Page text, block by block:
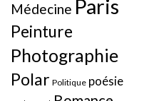
Médecine Paris
Peinture
Photographie
Polar Politique poésie